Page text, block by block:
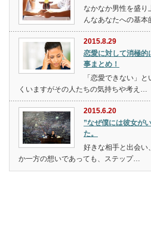
なかなか男性を盛り
んなあなたへの基
2015.8.29
恋愛に対して消極的
事まとめ！
「恋愛できない」
くいますがその人たちの気持ちや考え…
2015.6.20
”なぜ僕には彼女が
た。
好きな相手と出会い
か一方の想いであっても、ステップ…